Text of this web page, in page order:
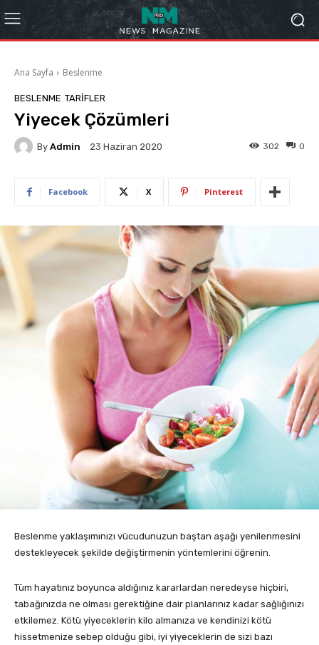
Ana Sayfa Beslenme
BESLENME TARIFLER
Yiyecek Çözümleri
By Admin 23 Haziran 2020 0
302
Facebook X Pinterest
Beslenme yaklaşımınızı vücudunuzun baştan aşağı yenilenmesini
destekleyecek şekilde değiştirmenin yöntemlerini öğrenin.
Tüm hayatınız boyunca aldığınız kararlardan neredeyse hiçbiri,
tabağınızda ne olması gerektiğine dair planlarınız kadar sağlığınızı
etkilemez. Kötü yiyeceklerin kilo almanıza ve kendinizi kötü
hissetmenize sebep olduğu gibi, iyi yiyeceklerin de sizi bazı